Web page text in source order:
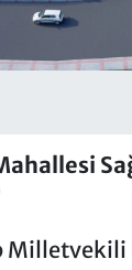
Milletvekili